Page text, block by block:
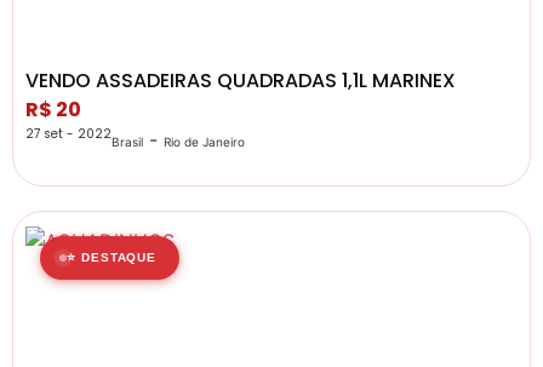
VENDO ASSADEIRAS QUADRADAS 1,1L MARINEX
R$ 20
27 set - 2022Brasil - Rio de Janeiro
⭐ DESTAQUE